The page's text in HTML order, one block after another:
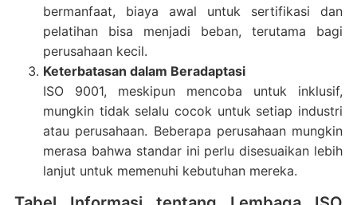
bermanfaat, biaya awal untuk sertifikasi dan
pelatihan bisa menjadi beban, terutama bagi
perusahaan kecil.
Keterbatasan dalam Beradaptasi
ISO 9001, meskipun mencoba untuk inklusif,
mungkin tidak selalu cocok untuk setiap industri
atau perusahaan. Beberapa perusahaan mungkin
merasa bahwa standar ini perlu disesuaikan lebih
lanjut untuk memenuhi kebutuhan mereka.